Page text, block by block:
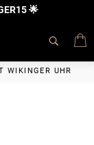
🌟
WIKINGER UHR